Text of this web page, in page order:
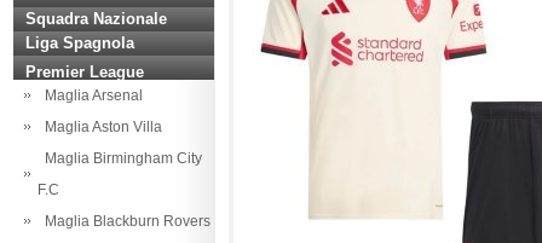
Squadra Nazionale
Liga Spagnola
Premier League
Maglia Arsenal
Maglia Aston Villa
Maglia Birmingham City
F.C
Maglia Blackburn Rovers